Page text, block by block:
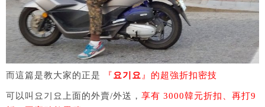
而這篇是教大家的正是 『 요기요 』的超強折扣密技
可以叫요기요上面的外賣/外送， 享有 3000韓元折扣、再打9